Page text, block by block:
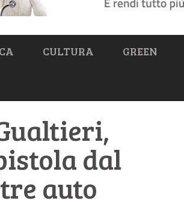
CULTURA GREEN
dal
auto